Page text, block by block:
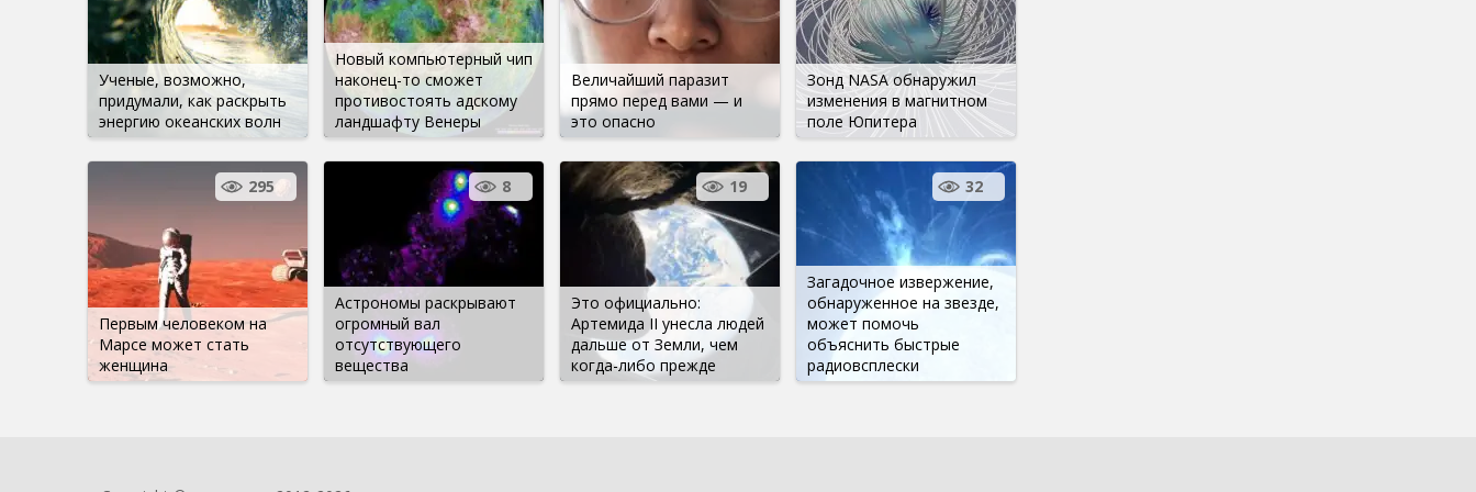
Ученые, возможно,
придумали, как раскрыть
энергию океанских волн
Новый компьютерный чип
наконец-то сможет
противостоять адскому
ландшафту Венеры
Величайший паразит
прямо перед вами — и
это опасно
Зонд NASA обнаружил
изменения в магнитном
поле Юпитера
Первым человеком на
Марсе может стать
женщина
295
Астрономы раскрывают
огромный вал
отсутствующего
вещества
8
Это официально:
Артемида II унесла людей
дальше от Земли, чем
когда-либо прежде
19
Загадочное извержение,
обнаруженное на звезде,
может помочь
объяснить быстрые
радиовсплески
32